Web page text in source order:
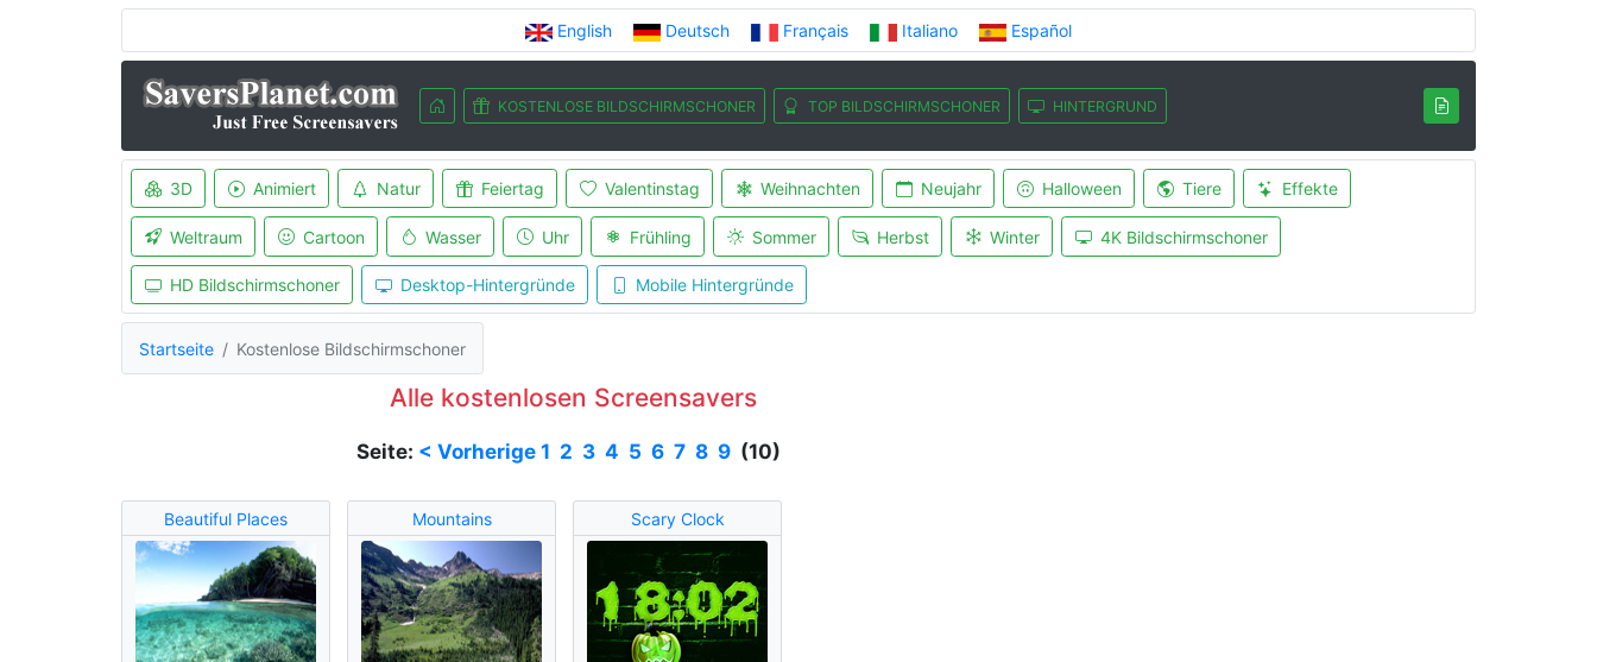
English Deutsch Français Italiano Español
KOSTENLOSE BILDSCHIRMSCHONER TOP BILDSCHIRMSCHONER HINTERGRUND
3D Animiert Natur Feiertag Valentinstag Weihnachten Neujahr Halloween Tiere Effekte
Weltraum Cartoon Wasser Uhr Frühling Sommer Herbst Winter 4K Bildschirmschoner
HD Bildschirmschoner Desktop-Hintergründe Mobile Hintergründe
Startseite Kostenlose Bildschirmschoner
Alle kostenlosen Screensavers
Seite: < Vorherige 1 2 3 4 5 6 7 8 9(10)
Beautiful Places Mountains Scary Clock